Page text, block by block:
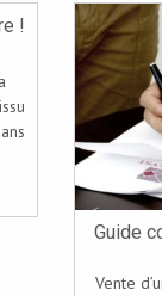
!
Guide
Vente